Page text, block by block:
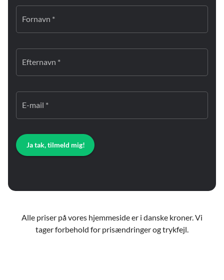
Fornavn *
Efternavn *
E-mail *
Ja tak, tilmeld mig!
Alle priser på vores hjemmeside er i danske kroner. Vi
tager forbehold for prisændringer og trykfejl.